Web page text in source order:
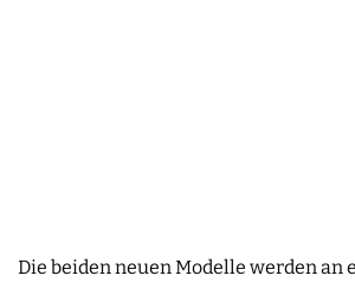
Die beiden neuen Modelle werden an